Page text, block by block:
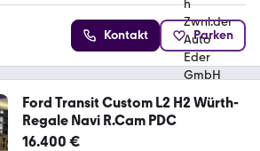
Kontakt Parken
Ford Transit Custom L2 H2 Würth-
Regale Navi R.Cam PDC
16.400 €